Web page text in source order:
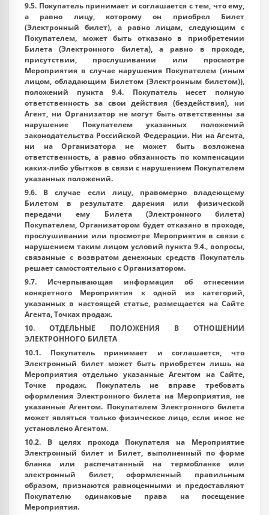
9.5. Покупатель принимает и соглашается с тем, что ему,
а равно лицу, которому он приобрел Билет
(Электронный билет), а равно лицам, следующим с
Покупателем, может быть отказано в приобретении
Билета (Электронного билета), а равно в проходе,
присутствии, прослушивании или просмотре
Мероприятия в случае нарушения Покупателем (иным
лицом, обладающим Билетом (Электронным билетом)),
положений пункта 9.4. Покупатель несет полную
ответственность за свои действия (бездействия), ни
Агент, ни Организатор не могут быть ответственны за
нарушение Покупателем указанных положений
законодательства Российской Федерации. Ни на Агента,
ни на Организатора не может быть возложена
ответственность, а равно обязанность по компенсации
каких-либо убытков в связи с нарушением Покупателем
указанных положений.
9.6. В случае если лицу, правомерно владеющему
Билетом в результате дарения или физической
передачи ему Билета (Электронного билета)
Покупателем, Организатором будет отказано в проходе,
прослушивании или просмотре Мероприятия в связи с
нарушением таким лицом условий пункта 9.4., вопросы,
связанные с возвратом денежных средств Покупатель
решает самостоятельно с Организатором.
9.7. Исчерпывающая информация об отнесении
конкретного Мероприятия к одной из категорий,
указанных в настоящей статье, размещается на Сайте
Агента, Точках продаж.
10. ОТДЕЛЬНЫЕ ПОЛОЖЕНИЯ В ОТНОШЕНИИ
ЭЛЕКТРОННОГО БИЛЕТА
10.1. Покупатель принимает и соглашается, что
Электронный билет может быть приобретен лишь на
Мероприятия отдельно указанные Агентом на Сайте,
Точке продаж. Покупатель не вправе требовать
оформления Электронного билета на Мероприятия, не
указанные Агентом. Покупателем Электронного билета
может являться только физическое лицо, если иное не
установлено Агентом.
10.2. В целях прохода Покупателя на Мероприятие
Электронный билет и Билет, выполненный по форме
бланка или распечатанный на термобланке или
электронный билет, оформленный правильным
образом, признаются равноценными и предоставляют
Покупателю одинаковые права на посещение
Мероприятия.